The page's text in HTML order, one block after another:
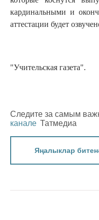
кардинальными и
аттестации будет
"Учительская газета".
Следите за самым
канале Татмедиа
Яңалыклар